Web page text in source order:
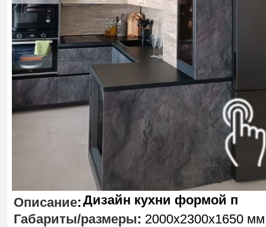
Дизайн кухни формой п
Описание:
Габариты/размеры: 2000х2300х1650